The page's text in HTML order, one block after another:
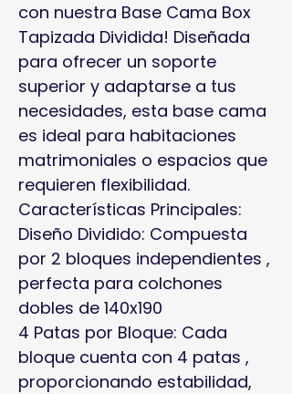
con nuestra Base Cama Box
Tapizada Dividida! Diseñada
para ofrecer un soporte
superior y adaptarse a tus
necesidades, esta base cama
es ideal para habitaciones
matrimoniales o espacios que
requieren flexibilidad.
Características Principales:
Diseño Dividido: Compuesta
por 2 bloques independientes ,
perfecta para colchones
dobles de 140x190
4 Patas por Bloque: Cada
bloque cuenta con 4 patas ,
proporcionando estabilidad,